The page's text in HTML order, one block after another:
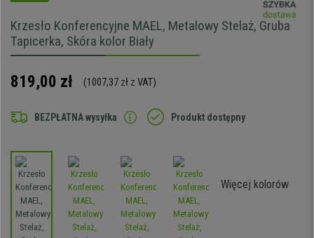
Krzesło Konferencyjne MAEL, Metalowy Stelaż, Gruba
Tapicerka, Skóra kolor Biały
819,00 zł (1007,37 zł z VAT)
BEZPŁATNA wysyłka Produkt dostępny
Więcej kolorów